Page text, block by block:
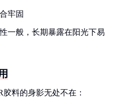
牢固
一般，长期暴露在阳光下易
料的身影无处不在：